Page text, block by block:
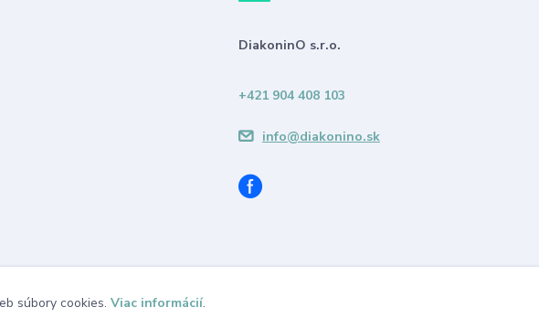
DiakoninO s.r.o.
+421 904 408 103
info@diakonino.sk
súbory cookies. Viac informácií.